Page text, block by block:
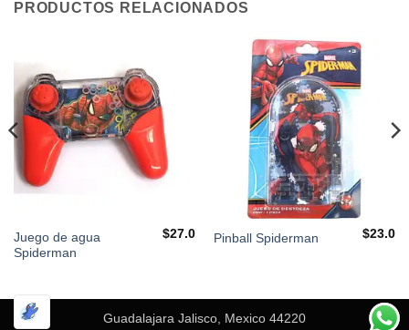
PRODUCTOS RELACIONADOS
Juego de agua
Spiderman
$27.0 Pinball Spiderman $23.0
Guadalajara Jalisco, Mexico 44220